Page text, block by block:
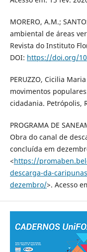
MORERO, A.M.;
ambiental de áreas
Revista do Instituto
DOI: https://doi.org/
PERUZZO, Cicilia
movimentos
cidadania. Petrópolis,
PROGRAMA DE
Obra do canal de
concluída em
<https://
descarga-da-
dezembro/>. Acesso